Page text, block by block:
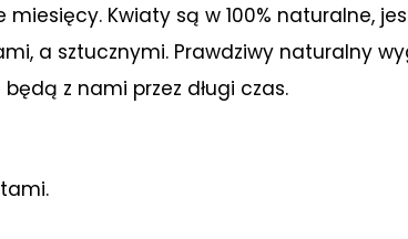
Kwiaty są w 100% naturalne,
a sztucznymi. Prawdziwy naturalny
z nami przez długi czas.